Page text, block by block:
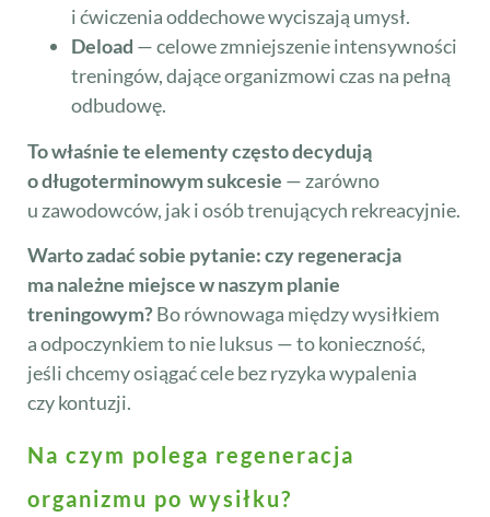
i ćwiczenia oddechowe wyciszają umysł.
Deload — celowe zmniejszenie intensywności
treningów, dające organizmowi czas na pełną
odbudowę.
To właśnie te elementy często decydują
o długoterminowym sukcesie — zarówno
u zawodowców, jak i osób trenujących rekreacyjnie.
Warto zadać sobie pytanie: czy regeneracja
ma należne miejsce w naszym planie
treningowym?Bo równowaga między wysiłkiem
a odpoczynkiem to nie luksus — to konieczność,
jeśli chcemy osiągać cele bez ryzyka wypalenia
czy kontuzji.
Na czym polega regeneracja
organizmu po wysiłku?